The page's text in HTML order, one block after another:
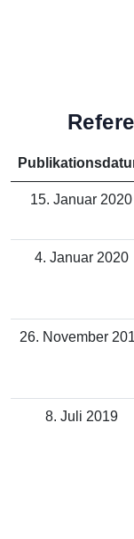
15. Januar 2020
4. Januar 2020
26. November
8. Juli 2019